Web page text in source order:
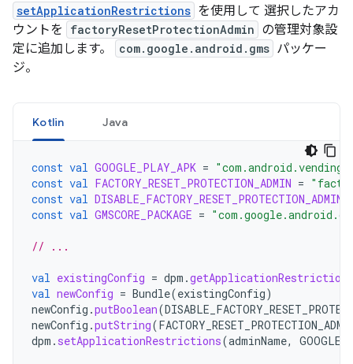
setApplicationRestrictions を使用して 選択したアカ
ウントを
factoryResetProtectionAdmin の管理対象設
定に追加します。
com.google.android.gms パッケー
ジ。
Kotlin Java
const val GOOGLE_PLAY_APK = "com.android.vending"
const val FACTORY_RESET_PROTECTION_ADMIN =
const val DISABLE_FACTORY_RESET_PROTECTION_ADMIN
const val GMSCORE_PACKAGE =
// ...
val existingConfig = dpm .getApplicationRestrictions
val newConfig = Bundle(existingConfig)
newConfig .putBoolean(
newConfig .putString(
dpm . setApplicationRestrictions(adminName,